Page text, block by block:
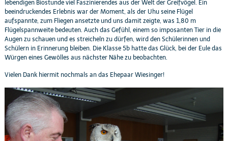
lebendigen Biostunde viel Faszinierendes aus der Welt der Greifvögel. Ein
beeindruckendes Erlebnis war der Moment, als der Uhu seine Flügel
aufspannte, zum Fliegen ansetzte und uns damit zeigte, was 1,80 m
Flügelspannweite bedeuten. Auch das Gefühl, einem so imposanten Tier in die
Augen zu schauen und es streicheln zu dürfen, wird den Schülerinnen und
Schülern in Erinnerung bleiben. Die Klasse 5b hatte das Glück, bei der Eule das
Würgen eines Gewölles aus nächster Nähe zu beobachten.
Vielen Dank hiermit nochmals an das Ehepaar Wiesinger!